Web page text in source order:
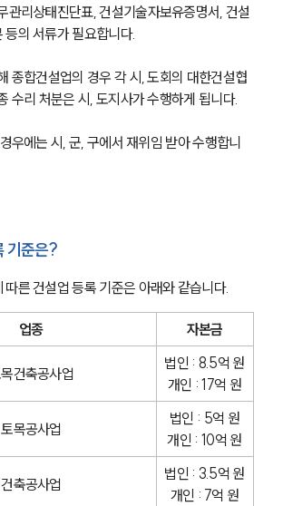
관리상태진단표, 건설기술자보유증명서, 건설
의 서류가 필요합니다.
종합건설업의 경우 각 시, 도회의 대한건설협
수리 처분은 시, 도지사가 수행하게 됩니다.
우에는 시, 군, 구에서 재위임 받아 수행합니
기준은?
른 건설업 등록 기준은 아래와 같습니다.
업종 자본금
건축공사업
법인 : 8.5억 원
개인 : 17억 원
토목공사업
법인 : 5억 원
개인 : 10억 원
건축공사업
법인 : 3.5억 원
개인 : 7억 원